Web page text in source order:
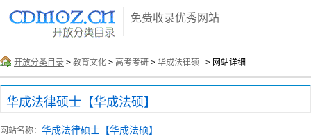
免费收录优秀网站
开放分类目录 > 教育文化 > 高考考研 > 华成法律硕.. > 网站详细
华成法律硕士【华成法硕】
网站名称： 华成法律硕士【华成法硕】